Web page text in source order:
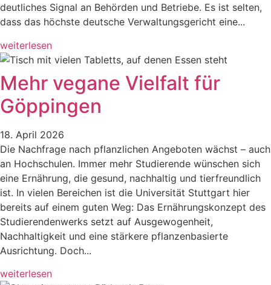
deutliches Signal an Behörden und Betriebe. Es ist selten,
dass das höchste deutsche Verwaltungsgericht eine...
weiterlesen
Mehr vegane Vielfalt für
Göppingen
18. April 2026
Die Nachfrage nach pflanzlichen Angeboten wächst – auch
an Hochschulen. Immer mehr Studierende wünschen sich
eine Ernährung, die gesund, nachhaltig und tierfreundlich
ist. In vielen Bereichen ist die Universität Stuttgart hier
bereits auf einem guten Weg: Das Ernährungskonzept des
Studierendenwerks setzt auf Ausgewogenheit,
Nachhaltigkeit und eine stärkere pflanzenbasierte
Ausrichtung. Doch...
weiterlesen